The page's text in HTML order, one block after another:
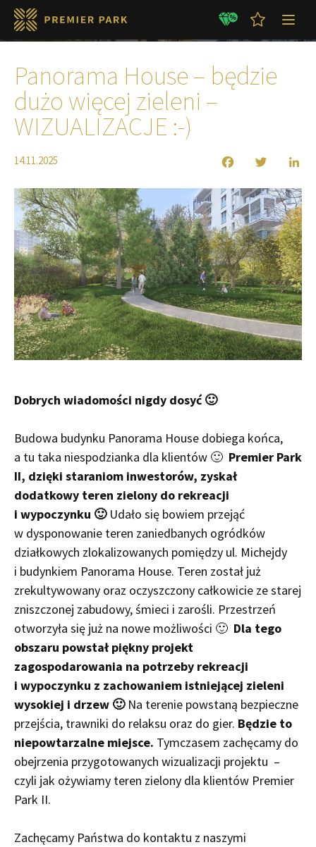
Aktualności
Panorama House – będzie
dużo więcej zieleni –
WIZUALIZACJE :-)
14.11.2025
Dobrych wiadomości nigdy dosyć 🙂
Budowa budynku Panorama House dobiega końca,
a tu taka niespodzianka dla klientów 🙂 Premier Park
II, dzięki staraniom inwestorów, zyskał
dodatkowy teren zielony do rekreacji
i wypoczynku 🙂Udało się bowiem przejąć
w dysponowanie teren zaniedbanych ogródków
działkowych zlokalizowanych pomiędzy ul. Michejdy
i budynkiem Panorama House. Teren został już
zrekultywowany oraz oczyszczony całkowicie ze starej
zniszczonej zabudowy, śmieci i zarośli. Przestrzeń
otworzyła się już na nowe możliwości 🙂 Dla tego
obszaru powstał piękny projekt
zagospodarowania na potrzeby rekreacji
i wypoczynku z zachowaniem istniejącej zieleni
wysokiej i drzew 🙂Na terenie powstaną bezpieczne
przejścia, trawniki do relaksu oraz do gier. Będzie to
niepowtarzalne miejsce. Tymczasem zachęcamy do
obejrzenia przygotowanych wizualizacji projektu –
czyli jak ożywiamy teren zielony dla klientów Premier
Park II.
Zachęcamy Państwa do kontaktu z naszymi